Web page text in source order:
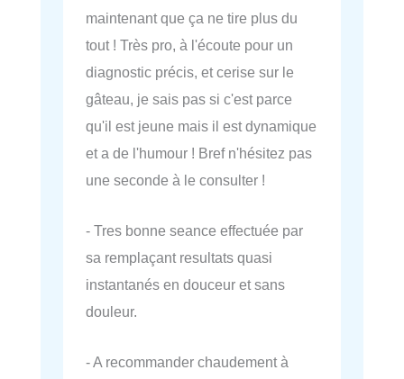
maintenant que ça ne tire plus du
tout ! Très pro, à l'écoute pour un
diagnostic précis, et cerise sur le
gâteau, je sais pas si c'est parce
qu'il est jeune mais il est dynamique
et a de l'humour ! Bref n'hésitez pas
une seconde à le consulter !
- Tres bonne seance effectuée par
sa remplaçant resultats quasi
instantanés en douceur et sans
douleur.
- A recommander chaudement à